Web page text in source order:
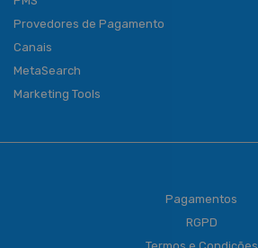
Provedores de Pagamento
Canais
MetaSearch
Marketing Tools
Pagamentos
RGPD